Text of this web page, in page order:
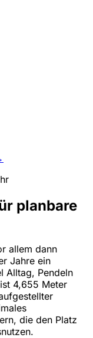
planbare
allem dann
Jahre ein
Alltag, Pendeln
4,655 Meter
die den Platz